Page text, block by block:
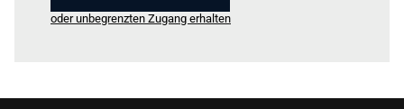
oder unbegrenzten Zugang erhalten